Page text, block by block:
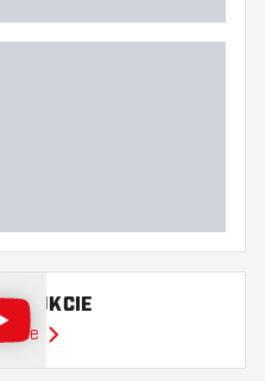
być zwrócone
płatności te